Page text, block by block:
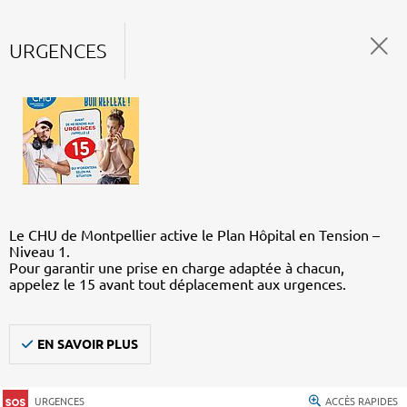
URGENCES
Le CHU de Montpellier active le Plan Hôpital en Tension –
Niveau 1.
Pour garantir une prise en charge adaptée à chacun,
appelez le 15 avant tout déplacement aux urgences.
EN SAVOIR PLUS
URGENCES ACCÈS RAPIDES